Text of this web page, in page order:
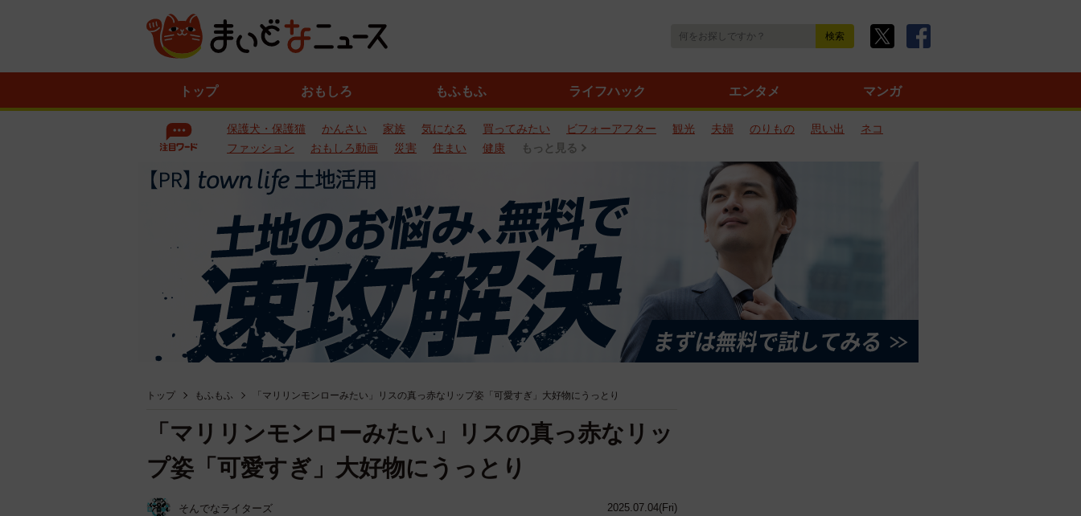
トップ おもしろ もふもふ ライフハック エンタメ マンガ
保護犬・保護猫 かんさい 家族 気になる 買ってみたい ビフォーアフター 観光 夫婦 のりもの 思い出
ネコ
ファッション
おもしろ動画 災害 住まい 健康 もっと見る
トップ もふもふ 「マリリンモンローみたい」リスの真っ赤なリップ姿「可愛すぎ」大好物にうっとり
2025.07.04(Fri)
「マリリンモンローみたい」リスの真っ赤なリッ
プ姿「可愛すぎ」大好物にうっとり
そんでなライターズ